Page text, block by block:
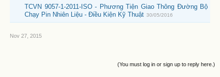
TCVN 9057-1-2011-ISO - Phương Tiện Giao Thông Đường Bộ
Chạy Pin Nhiên Liệu - Điều Kiện Kỹ Thuật 30/05/2016
Nov 27, 2015
(You must log in or sign up to reply here.)